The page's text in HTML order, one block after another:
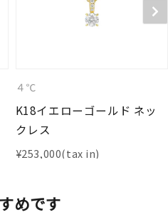
４℃
K18イエローゴールド ネッ
クレス
¥253,000
めです